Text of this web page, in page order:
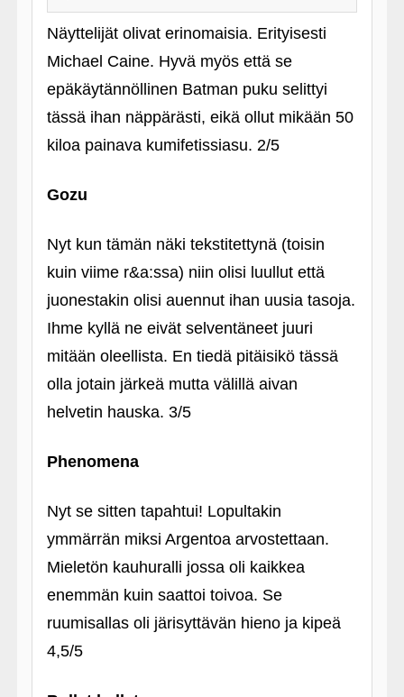
Näyttelijät olivat erinomaisia. Erityisesti
Michael Caine. Hyvä myös että se
epäkäytännöllinen Batman puku selittyi
tässä ihan näppärästi, eikä ollut mikään 50
kiloa painava kumifetissiasu. 2/5
Gozu
Nyt kun tämän näki tekstitettynä (toisin
kuin viime r&a:ssa) niin olisi luullut että
juonestakin olisi auennut ihan uusia tasoja.
Ihme kyllä ne eivät selventäneet juuri
mitään oleellista. En tiedä pitäisikö tässä
olla jotain järkeä mutta välillä aivan
helvetin hauska. 3/5
Phenomena
Nyt se sitten tapahtui! Lopultakin
ymmärrän miksi Argentoa arvostettaan.
Mieletön kauhuralli jossa oli kaikkea
enemmän kuin saattoi toivoa. Se
ruumisallas oli järisyttävän hieno ja kipeä
4,5/5